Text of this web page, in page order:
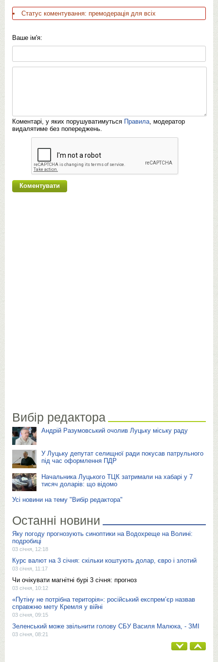
Статус коментування: премодерація для всіх
Ваше ім'я:
Коментарі, у яких порушуватимуться Правила , модератор
видалятиме без попереджень.
Вибір редактора
Андрій Разумовський очолив Луцьку міську раду
У Луцьку депутат селищної ради покусав патрульного
під час оформлення ПДР
Начальника Луцького ТЦК затримали на хабарі у 7
тисяч доларів: що відомо
Усі новини на тему "Вибір редактора"
Останні новини
Яку погоду прогнозують синоптики на Водохреще на Волині:
подробиці
03 січня, 12:18
Курс валют на 3 січня: скільки коштують долар, євро і злотий
03 січня, 11:17
Чи очікувати магнітні бурі 3 січня: прогноз
03 січня, 10:12
«Путіну не потрібна територія»: російський експрем’єр назвав
справжню мету Кремля у війні
03 січня, 09:15
Зеленський може звільнити голову СБУ Василя Малюка, - ЗМІ
03 січня, 08:21